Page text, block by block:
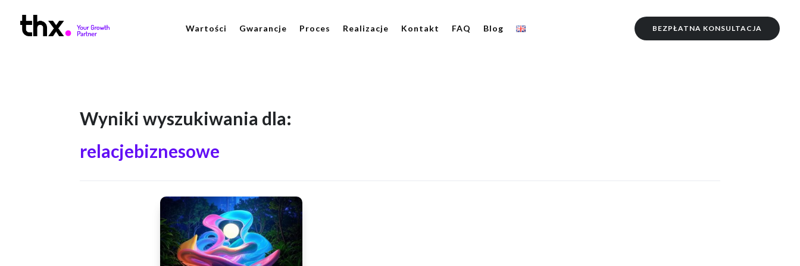
Wartości Gwarancje Proces Realizacje Kontakt FAQ Blog BEZPŁATNA KONSULTACJA
Wyniki wyszukiwania dla:
relacjebiznesowe